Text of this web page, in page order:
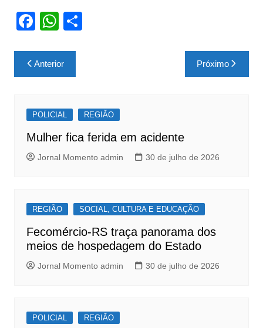
F
c
e
o
o
k
W
at
s
p
p
S
Navegação
de
Anterior Próximo
POLICIAL REGIÃO
Mulher fica ferida em acidente
Jornal Momento admin 30 de julho de 2026
REGIÃO SOCIAL, CULTURA E EDUCAÇÃO
Fecomércio-RS traça panorama dos
meios de hospedagem do Estado
Jornal Momento admin 30 de julho de 2026
POLICIAL REGIÃO